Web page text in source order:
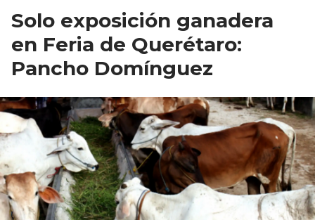
Solo exposición ganadera
en Feria de Querétaro:
Pancho Domínguez